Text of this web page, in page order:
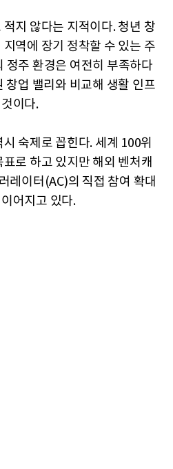
지 않다는 지적이다. 청년 창
역에 장기 정착할 수 있는 주
정주 환경은 여전히 부족하다
창업 밸리와 비교해 생활 인프
이다.
숙제로 꼽힌다. 세계 100위
로 하고 있지만 해외 벤처캐
레이터(AC)의 직접 참여 확대
어지고 있다.